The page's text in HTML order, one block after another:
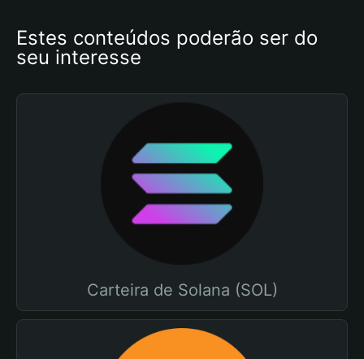
Estes conteúdos poderão ser do
seu interesse
Carteira de Solana (SOL)